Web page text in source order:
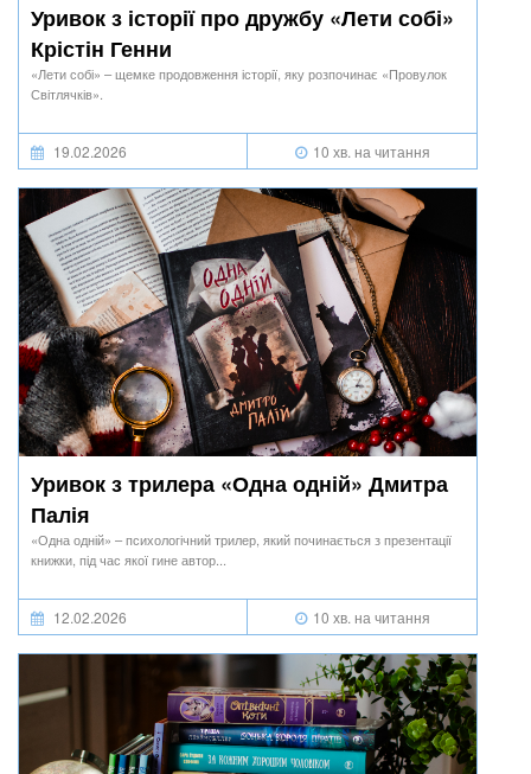
Уривок з історії про дружбу «Лети собі»
Крістін Генни
«Лети собі» – щемке продовження історії, яку розпочинає «Провулок
Світлячків».
19.02.2026 10 хв. на читання
Уривок з трилера «Одна одній» Дмитра
Палія
«Одна одній» – психологічний трилер, який починається з презентації
книжки, під час якої гине автор...
12.02.2026 10 хв. на читання